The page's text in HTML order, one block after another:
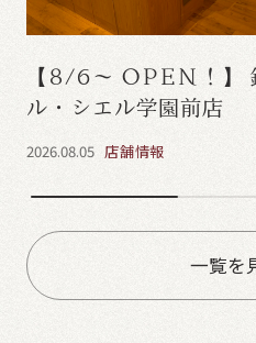
【8/6～ OPEN！】
ル・シエル学園前店
2026.08.05 店舗情報
一覧を